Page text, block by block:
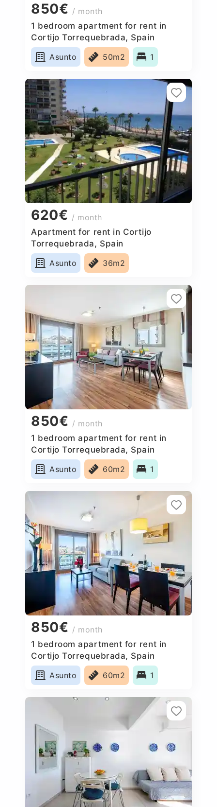
850€ / month
1 bedroom apartment for rent in
Cortijo Torrequebrada, Spain
Asunto
50m2 1
620€ / month
Apartment for rent in Cortijo
Torrequebrada, Spain
Asunto
36m2
850€ / month
1 bedroom apartment for rent in
Cortijo Torrequebrada, Spain
Asunto
60m2 1
850€ / month
1 bedroom apartment for rent in
Cortijo Torrequebrada, Spain
Asunto
60m2 1